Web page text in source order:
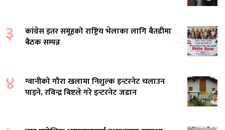
३
कांग्रेस इतर समूहको राष्ट्रिय भेलाका लागि बैतडीमा
बैठक सम्पन्न
४
ग्वानीको गौरा खलामा निशुल्क इन्टरनेट चलाउन
पाइने, रविन्द्र बिष्टले गरे इन्टरनेट जडान